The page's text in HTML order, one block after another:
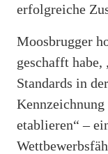
erfolgreiche
Moosbrugger
geschafft
Standards in
etablieren“ –